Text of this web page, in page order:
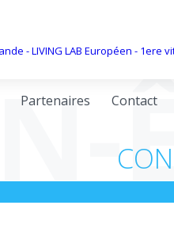
Partenaires Contact